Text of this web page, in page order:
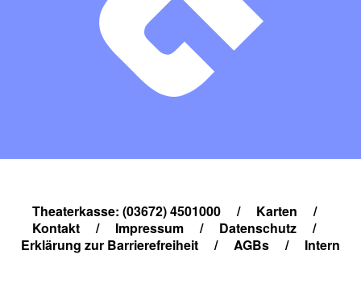
Theaterkasse: (03672) 4501000 / Karten
/
Kontakt
/ Impressum / Datenschutz
/
Erklärung zur Barrierefreiheit
/ AGBs / Intern